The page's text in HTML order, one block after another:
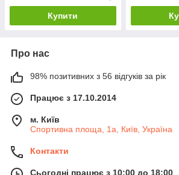
Купити
Про нас
98% позитивних з 56 відгуків за рік
Працює з 17.10.2014
м. Київ
Спортивна площа, 1а, Київ, Україна
Контакти
Сьогодні працює з 10:00 до 18:00